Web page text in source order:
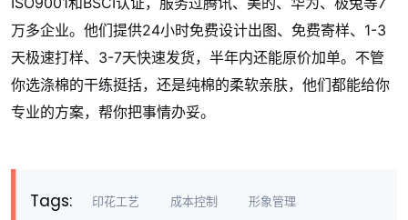
万多企业。他们提供24小时免费设计出图、免费寄样、1-3
天极速打样、3-7天快速发货，半年内还能原价加单。不管
你选涤棉的干练挺括，还是纯棉的柔软亲肤，他们都能给你
专业的方案，帮你把事情办妥。
Tags: 印花工艺 成本控制 形象管理